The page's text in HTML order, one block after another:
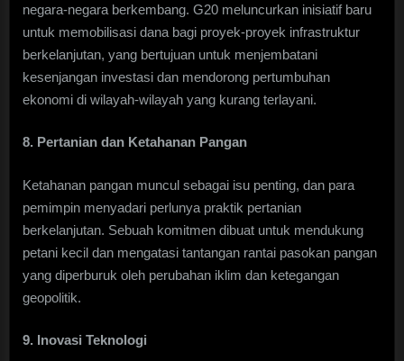
negara-negara berkembang. G20 meluncurkan inisiatif baru
untuk memobilisasi dana bagi proyek-proyek infrastruktur
berkelanjutan, yang bertujuan untuk menjembatani
kesenjangan investasi dan mendorong pertumbuhan
ekonomi di wilayah-wilayah yang kurang terlayani.
8. Pertanian dan Ketahanan Pangan
Ketahanan pangan muncul sebagai isu penting, dan para
pemimpin menyadari perlunya praktik pertanian
berkelanjutan. Sebuah komitmen dibuat untuk mendukung
petani kecil dan mengatasi tantangan rantai pasokan pangan
yang diperburuk oleh perubahan iklim dan ketegangan
geopolitik.
9. Inovasi Teknologi